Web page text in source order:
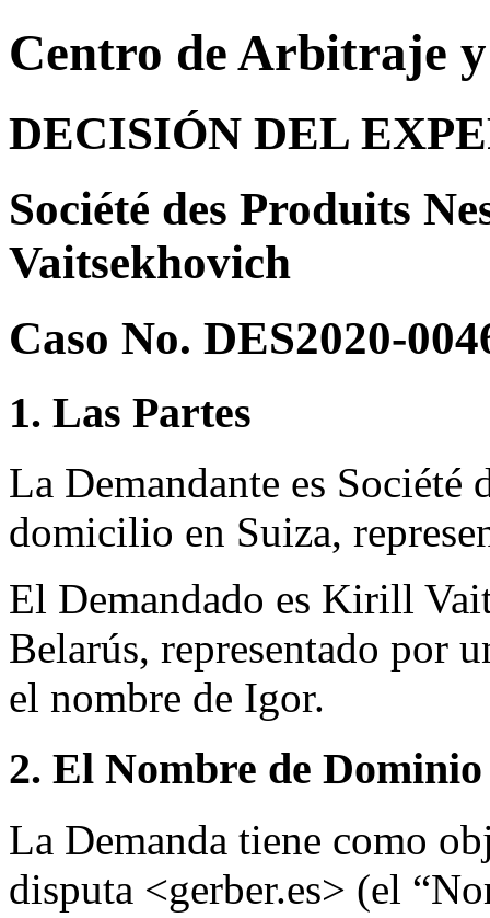
Centro de Arbitraje
DECISIÓN DEL
Société des Produits
Vaitsekhovich
Caso No. DES2020-
1. Las Partes
La Demandante es Société
domicilio en Suiza,
El Demandado es Kirill
Belarús, representado por
el nombre de Igor.
2. El Nombre de
La Demanda tiene como
disputa <gerber.es> (el